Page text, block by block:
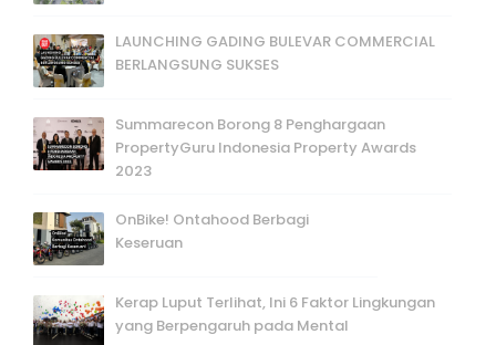
LAUNCHING GADING BULEVAR COMMERCIAL
BERLANGSUNG SUKSES
Summarecon Borong 8 Penghargaan
PropertyGuru Indonesia Property Awards
2023
OnBike! Ontahood Berbagi
Keseruan
Kerap Luput Terlihat, Ini 6 Faktor Lingkungan
yang Berpengaruh pada Mental